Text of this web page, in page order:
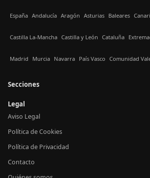
España Andalucía Aragón Asturias Baleares
Castilla La-Mancha Castilla y León Cataluña
Madrid Murcia Navarra País Vasco Comunidad
Secciones
Legal
Aviso Legal
Política de Cookies
Política de Privacidad
Contacto